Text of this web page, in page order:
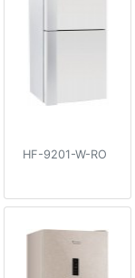
HF-9201-W-RO